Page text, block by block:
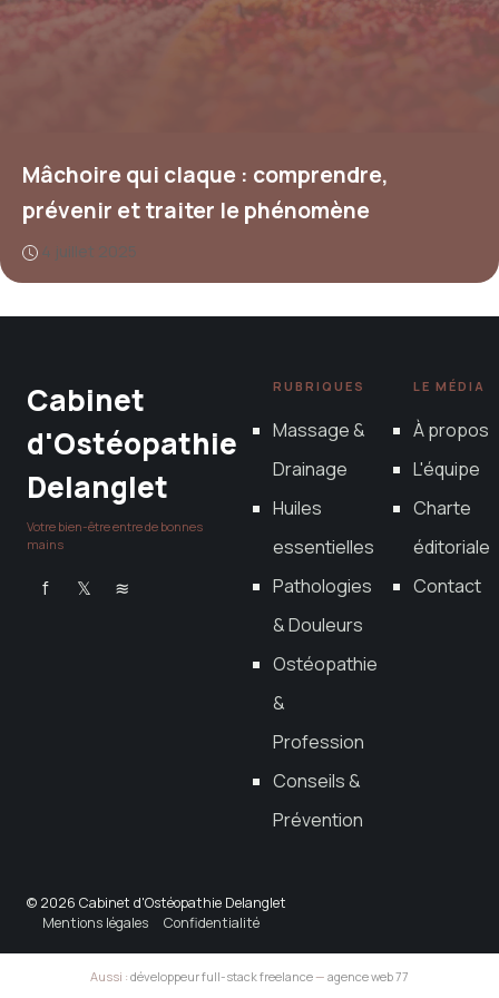
Mâchoire qui claque : comprendre,
prévenir et traiter le phénomène
4 juillet 2025
Cabinet
d'Ostéopathie
Delanglet
Votre bien-être entre de bonnes
mains
f 𝕏 ≋
RUBRIQUES
Massage &
Drainage
Huiles
essentielles
Pathologies
& Douleurs
Ostéopathie
&
Profession
Conseils &
Prévention
LE MÉDIA
À propos
L'équipe
Charte
éditoriale
Contact
© 2026 Cabinet d'Ostéopathie Delanglet
Mentions légales
Confidentialité
Aussi : développeur full-stack freelance— agence web 77